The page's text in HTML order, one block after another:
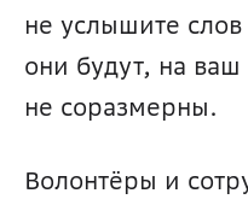
не услышите
они будут, на ваш
не соразмерны.
Волонтёры и